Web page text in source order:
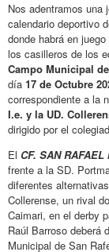
Nos adentramos una
calendario deportivo
donde habrá en
los casilleros de los
Campo Municipal
día 17 de Octubre
correspondiente a la
I.e. y la UD.
dirigido por el
El CF. SAN RAFAEL
frente a la SD.
diferentes
Collerense, un rival
Caimari, en el derby
Raúl Barroso deberá
Municipal de San